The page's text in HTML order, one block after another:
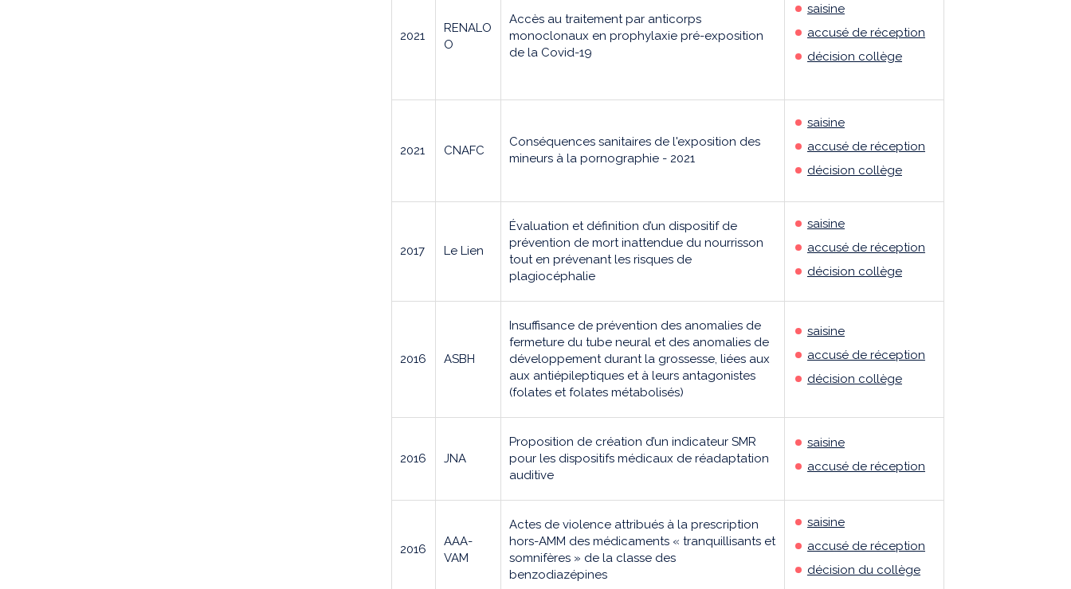
2021
RENALO
O
Accès au traitement par anticorps
monoclonaux en prophylaxie pré-exposition
de la Covid-19
saisine
accusé de réception
décision collège
2021 CNAFC
Conséquences sanitaires de l'exposition des
mineurs à la pornographie - 2021
saisine
accusé de réception
décision collège
2017 Le Lien
Évaluation et définition d’un dispositif de
prévention de mort inattendue du nourrisson
tout en prévenant les risques de
plagiocéphalie
saisine
accusé de réception
décision collège
2016 ASBH
Insuffisance de prévention des anomalies de
fermeture du tube neural et des anomalies de
développement durant la grossesse, liées aux
aux antiépileptiques et à leurs antagonistes
(folates et folates métabolisés)
saisine
accusé de réception
décision collège
2016 JNA
Proposition de création d’un indicateur SMR
pour les dispositifs médicaux de réadaptation
auditive
saisine
accusé de réception
2016
AAA-
VAM
Actes de violence attribués à la prescription
hors-AMM des médicaments « tranquillisants et
somnifères » de la classe des
benzodiazépines
saisine
accusé de réception
décision du collège